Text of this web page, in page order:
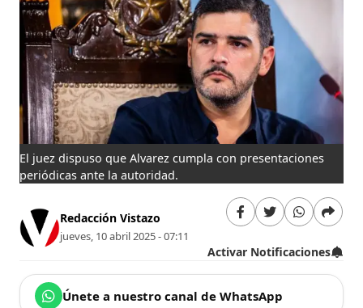
El juez dispuso que Alvarez cumpla con presentaciones
periódicas ante la autoridad.
Redacción Vistazo
jueves, 10 abril 2025 - 07:11
Activar Notificaciones
Únete a nuestro canal de WhatsApp